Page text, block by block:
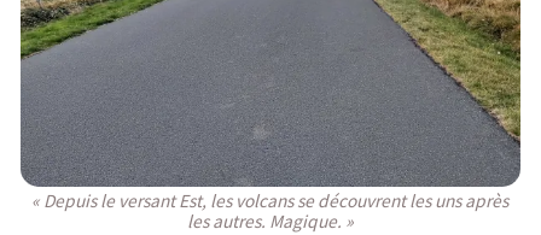
« Depuis le versant Est, les volcans se découvrent les uns après
les autres. Magique. »